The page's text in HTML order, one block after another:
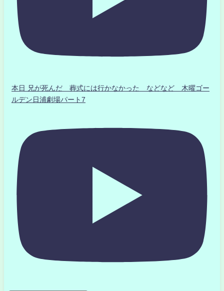
本日 兄が死んだ 葬式には行かなかった などなど 木曜ゴー
ルデン日浦劇場パート7